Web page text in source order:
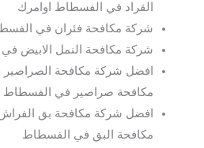
القراد في الفسطاط اوامرك
شركة مكافحة فئران في
شركة مكافحة النمل الابيض
افضل شركة مكافحة
مكافحة صراصير في الفسطاط
افضل شركة مكافحة بق
مكافحة البق في الفسطاط